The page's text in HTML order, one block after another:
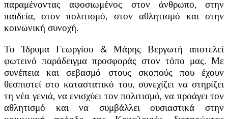
παραμένοντας αφοσιωμένος στον άνθρωπο, στην
παιδεία, στον πολιτισμό, στον αθλητισμό και στην
κοινωνική συνοχή.
Το Ίδρυμα Γεωργίου & Μάρης Βεργωτή αποτελεί
φωτεινό παράδειγμα προσφοράς στον τόπο μας. Με
συνέπεια και σεβασμό στους σκοπούς που έχουν
θεσπιστεί στο καταστατικό του, συνεχίζει να στηρίζει
τη νέα γενιά, να ενισχύει τον πολιτισμό, να προάγει τον
αθλητισμό και να συμβάλλει ουσιαστικά στην